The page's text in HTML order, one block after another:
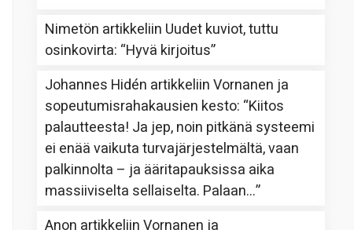
Nimetön artikkeliin Uudet kuviot, tuttu
osinkovirta: “Hyvä kirjoitus”
Johannes Hidén artikkeliinVornanen ja
sopeutumisrahakausien kesto: “Kiitos
palautteesta! Ja jep, noin pitkänä systeemi
ei enää vaikuta turvajärjestelmältä, vaan
palkinnolta – ja ääritapauksissa aika
massiiviselta sellaiselta. Palaan…”